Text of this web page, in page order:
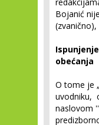
Bojanić
obećanja
O tome je
uvodniku,
naslovom